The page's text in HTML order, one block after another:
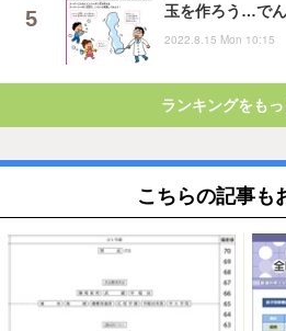
玉を作ろう…で
2022.8.15 Mon 10:15
ランキングをも
こちらの記事も